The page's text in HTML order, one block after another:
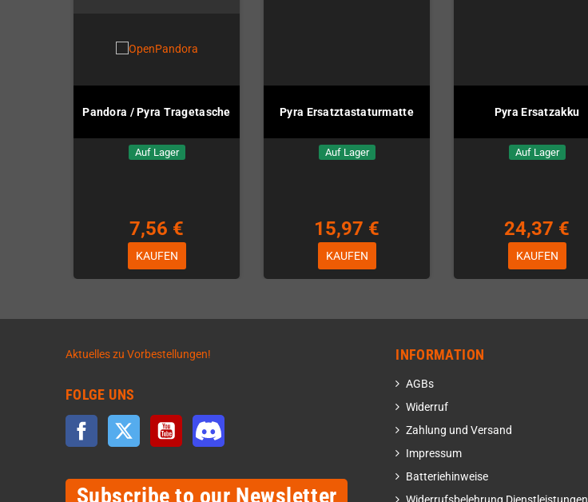
Pandora / Pyra Tragetasche
Auf Lager
7,56 €
KAUFEN
Pyra Ersatztastaturmatte
Auf Lager
15,97 €
KAUFEN
Pyra Ersatzakku
Auf Lager
24,37 €
KAUFEN
Aktuelles zu Vorbestellungen!
FOLGE UNS
Facebook Twitter YouTube
Subscribe to our Newsletter
INFORMATION
AGBs
Widerruf
Zahlung und Versand
Impressum
Batteriehinweise